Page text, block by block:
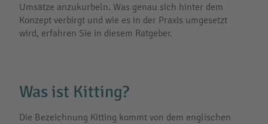
Umsätze anzukurbeln. Was genau sich hinter dem
Konzept verbirgt und wie es in der Praxis umgesetzt
wird, erfahren Sie in diesem Ratgeber.
Was ist Kitting?
Die Bezeichnung Kitting kommt von dem englischen